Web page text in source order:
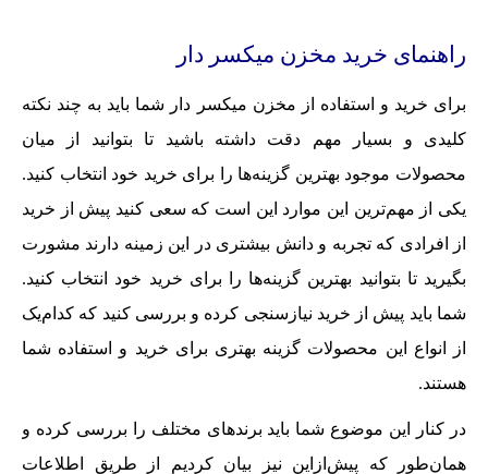
راهنمای خرید مخزن میکسر دار
برای خرید و استفاده از مخزن میکسر دار شما باید به چند نکته
کلیدی و بسیار مهم دقت داشته باشید تا بتوانید از میان
محصولات موجود بهترین گزینه‌ها را برای خرید خود انتخاب کنید.
یکی از مهم‌ترین این موارد این است که سعی کنید پیش از خرید
از افرادی که تجربه و دانش بیشتری در این زمینه دارند مشورت
بگیرید تا بتوانید بهترین گزینه‌ها را برای خرید خود انتخاب کنید.
شما باید پیش از خرید نیازسنجی کرده و بررسی کنید که کدام‌یک
از انواع این محصولات گزینه بهتری برای خرید و استفاده شما
هستند.
در کنار این موضوع شما باید برندهای مختلف را بررسی کرده و
همان‌طور که پیش‌ازاین نیز بیان کردیم از طریق اطلاعات